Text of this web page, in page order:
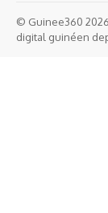
© Guinee360
digital guinéen